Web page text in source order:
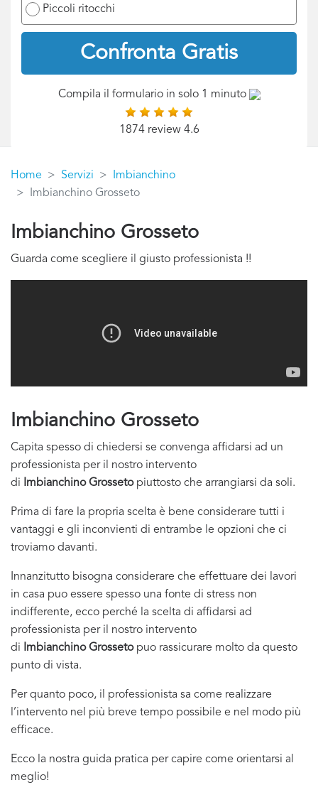
Piccoli ritocchi
Confronta Gratis
Compila il formulario in solo 1 minuto
1874 review 4.6
Home Servizi
Imbianchino
Imbianchino Grosseto
Imbianchino Grosseto
Guarda come scegliere il giusto professionista !!
Imbianchino Grosseto
Capita spesso di chiedersi se convenga affidarsi ad un
professionista per il nostro intervento
di
Imbianchino Grossetopiuttosto che arrangiarsi da soli.
Prima di fare la propria scelta è bene considerare tutti i
vantaggi e gli inconvienti di entrambe le opzioni che ci
troviamo davanti.
Innanzitutto bisogna considerare che effettuare dei lavori
in casa puo essere spesso una fonte di stress non
indifferente, ecco perché la scelta di affidarsi ad
professionista per il nostro intervento
di
Imbianchino Grosseto puo rassicurare molto da questo
punto di vista.
Per quanto poco, il professionista sa come realizzare
l’intervento nel più breve tempo possibile e nel modo più
efficace.
Ecco la nostra guida pratica per capire come orientarsi al
meglio!